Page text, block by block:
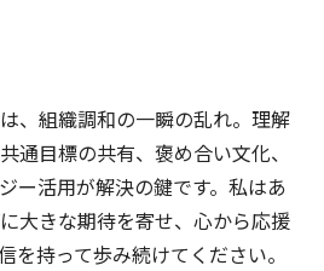
、組織調和の一瞬の乱れ。理解
通目標の共有、褒め合い文化、
ー活用が解決の鍵です。私はあ
大きな期待を寄せ、心から応援
を持って歩み続けてください。